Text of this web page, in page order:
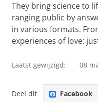
They bring science to
ranging public by
in various formats.
experiences of love:
Laatst gewijzigd: 08
Deel dit Facebook